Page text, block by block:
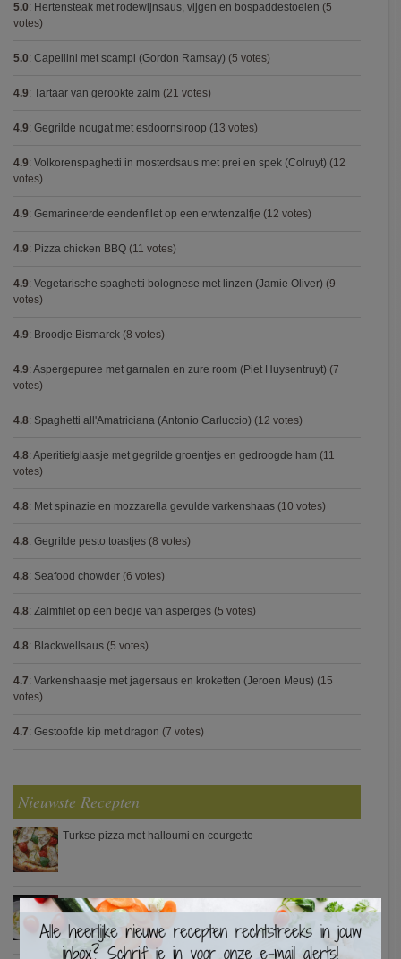
5.0: Hertensteak met rodewijnsaus, vijgen en bospaddestoelen (5
votes)
5.0: Capellini met scampi (Gordon Ramsay) (5 votes)
4.9: Tartaar van gerookte zalm (21 votes)
4.9: Gegrilde nougat met esdoornsiroop (13 votes)
4.9: Volkorenspaghetti in mosterdsaus met prei en spek (Colruyt) (12
votes)
4.9: Gemarineerde eendenfilet op een erwtenzalfje (12 votes)
4.9: Pizza chicken BBQ (11 votes)
4.9: Vegetarische spaghetti bolognese met linzen (Jamie Oliver) (9
votes)
4.9: Broodje Bismarck (8 votes)
4.9: Aspergepuree met garnalen en zure room (Piet Huysentruyt) (7
votes)
4.8: Spaghetti all'Amatriciana (Antonio Carluccio) (12 votes)
4.8: Aperitiefglaasje met gegrilde groentjes en gedroogde ham (11
votes)
4.8: Met spinazie en mozzarella gevulde varkenshaas (10 votes)
4.8: Gegrilde pesto toastjes (8 votes)
4.8: Seafood chowder (6 votes)
4.8: Zalmfilet op een bedje van asperges (5 votes)
4.8: Blackwellsaus (5 votes)
4.7: Varkenshaasje met jagersaus en kroketten (Jeroen Meus) (15
votes)
4.7: Gestoofde kip met dragon (7 votes)
Nieuwste Recepten
Turkse pizza met halloumi en courgette
Waterzooi van pladijs met venkel (Colruyt) ×